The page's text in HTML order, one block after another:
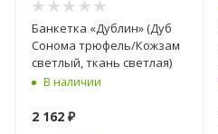
Банкетка «Дублин» (Дуб
Сонома трюфель/Кожзам
светлый, ткань светлая)
В наличии
2 162 ₽